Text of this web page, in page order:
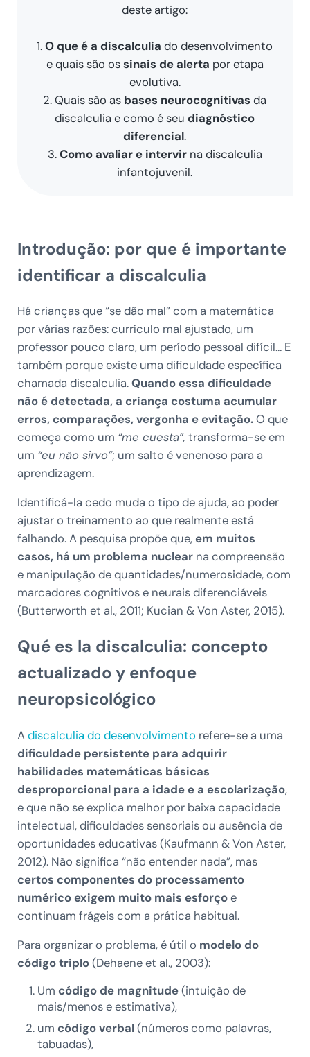
deste artigo:
1.O que é a discalculia do desenvolvimento
e quais são ossinais de alerta por etapa
evolutiva.
2. Quais são as bases neurocognitivas da
discalculia e como é seu diagnóstico
diferencial.
3.Como avaliar e intervirna discalculia
infantojuvenil.
Introdução: por que é importante
identificar a discalculia
Há crianças que “se dão mal” com a matemática
por várias razões: currículo mal ajustado, um
professor pouco claro, um período pessoal difícil… E
também porque existe uma dificuldade específica
chamada discalculia.Quando essa dificuldade
não é detectada, a criança costuma acumular
erros, comparações, vergonha e evitação.O que
começa como um “me cuesta”, transforma-se em
um “eu não sirvo”; um salto é venenoso para a
aprendizagem.
Identificá-la cedo muda o tipo de ajuda, ao poder
ajustar o treinamento ao que realmente está
falhando. A pesquisa propõe que, em muitos
casos, há um problema nuclear na compreensão
e manipulação de quantidades/numerosidade, com
marcadores cognitivos e neurais diferenciáveis
(Butterworth et al., 2011; Kucian & Von Aster, 2015).
Qué es la discalculia: concepto
actualizado y enfoque
neuropsicológico
Adiscalculia do desenvolvimento refere-se a uma
dificuldade persistente para adquirir
habilidades matemáticas básicas
desproporcional para a idade e a escolarização,
e que não se explica melhor por baixa capacidade
intelectual, dificuldades sensoriais ou ausência de
oportunidades educativas (Kaufmann & Von Aster,
2012). Não significa “não entender nada”, mas
certos componentes do processamento
numérico exigem muito mais esforçoe
continuam frágeis com a prática habitual.
Para organizar o problema, é útil o modelo do
código triplo(Dehaene et al., 2003):
Um código de magnitude(intuição de
mais/menos e estimativa),
um códigoverbal(números como palavras,
tabuadas),